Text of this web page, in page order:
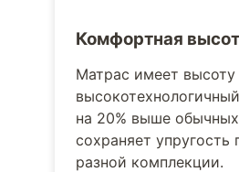
Комфортная
Матрас имеет высоту
на 20% выше
сохраняет
разной комплекции.